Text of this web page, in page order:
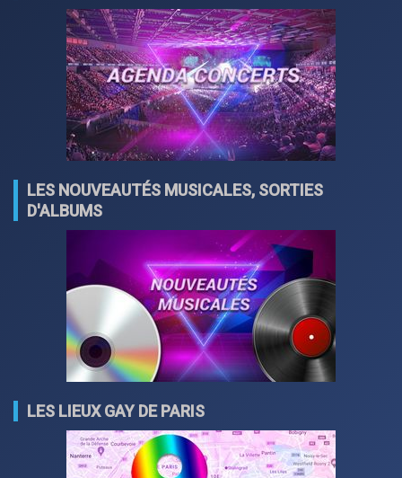
LES NOUVEAUTÉS MUSICALES, SORTIES
D'ALBUMS
LES LIEUX GAY DE PARIS